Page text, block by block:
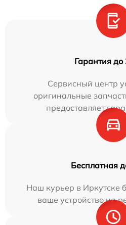
Гарантия до
Сервисный центр
оригинальные
предоставляет
Бесплатная
Наш курьер в Иркутске
ваше устройство на